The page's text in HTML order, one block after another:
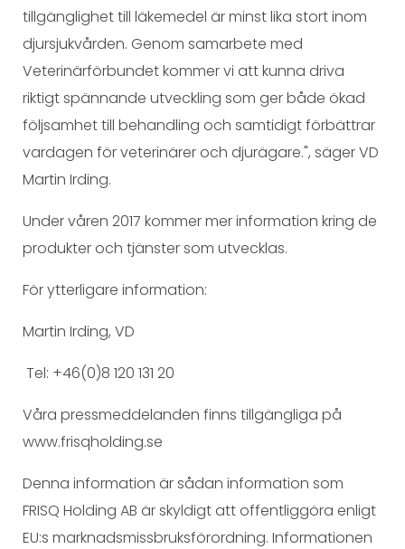
tillgänglighet till läkemedel är minst lika stort inom
djursjukvården. Genom samarbete med
Veterinärförbundet kommer vi att kunna driva
riktigt spännande utveckling som ger både ökad
följsamhet till behandling och samtidigt förbättrar
vardagen för veterinärer och djurägare.", säger VD
Martin Irding.
Under våren 2017 kommer mer information kring de
produkter och tjänster som utvecklas.
För ytterligare information:
Martin Irding, VD
Tel: +46(0)8 120 131 20
Våra pressmeddelanden finns tillgängliga på
www.frisqholding.se
Denna information är sådan information som
FRISQ Holding AB är skyldigt att offentliggöra enligt
EU:s marknadsmissbruksförordning. Informationen